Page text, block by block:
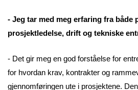
- Jeg tar med meg erfaring fra både
prosjektledelse, drift og tekniske
- Det gir meg en god forståelse for
for hvordan krav, kontrakter og
gjennomføringen ute i prosjektene.